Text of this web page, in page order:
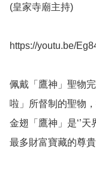
(皇家寺廟主持)
https://youtu.be/
佩戴「鷹神」聖物
啦」所督制的聖物
金翅「鷹神」是‘’天
最多財富寶藏的尊